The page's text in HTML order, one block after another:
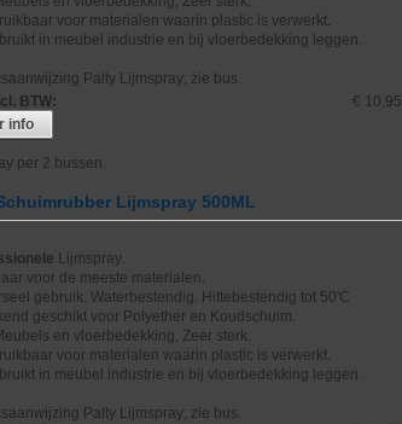
voor materialen waarin plastic is verwerkt.
in meubel industrie en bij vloerbedekking leggen.
Palty Lijmspray; zie bus.
BTW:
€ 10,95
info
per 2 bussen
Lijmspray 500ML
Lijmspray.
voor de meeste materialen.
gebruik. Waterbestendig. Hittebestendig tot 50'C
geschikt voor Polyether en Koudschuim.
en vloerbedekking, Zeer sterk.
voor materialen waarin plastic is verwerkt.
in meubel industrie en bij vloerbedekking leggen.
Palty Lijmspray; zie bus.